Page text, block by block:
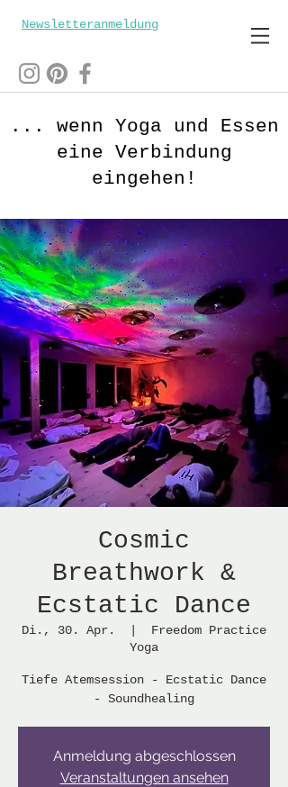
Newsletteranmeldung
... wenn Yoga und Essen
eine Verbindung
eingehen!
Cosmic
Breathwork &
Ecstatic Dance
Di., 30. Apr.
Freedom Practice
Yoga
Tiefe Atemsession - Ecstatic Dance
- Soundhealing
Anmeldung abgeschlossen
Veranstaltungen ansehen